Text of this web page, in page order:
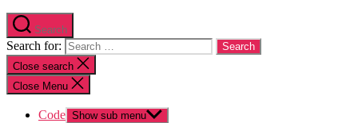
Search
Search for:
Close search
Close Menu
Code Show sub menu